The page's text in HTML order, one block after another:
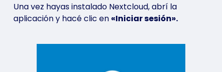
Una vez hayas instalado Nextcloud, abrí la
aplicación y hacé clic en «Iniciar sesión».